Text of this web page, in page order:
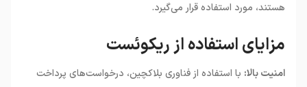
هستند، مورد استفاده قرار می‌گیرد.
مزایای استفاده از ریکوئست
امنیت بالا: با استفاده از فناوری بلاکچین، درخواست‌های پرداخت